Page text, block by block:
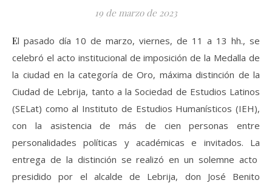
19 de marzo de 2023
El pasado día 10 de marzo, viernes, de 11 a 13 hh., se
celebró el acto institucional de imposición de la Medalla de
la ciudad en la categoría de Oro, máxima distinción de la
Ciudad de Lebrija, tanto a la Sociedad de Estudios Latinos
(SELat) como al Instituto de Estudios Humanísticos (IEH),
con la asistencia de más de cien personas entre
personalidades políticas y académicas e invitados. La
entrega de la distinción se realizó en un solemne acto
presidido por el alcalde de Lebrija, don José Benito